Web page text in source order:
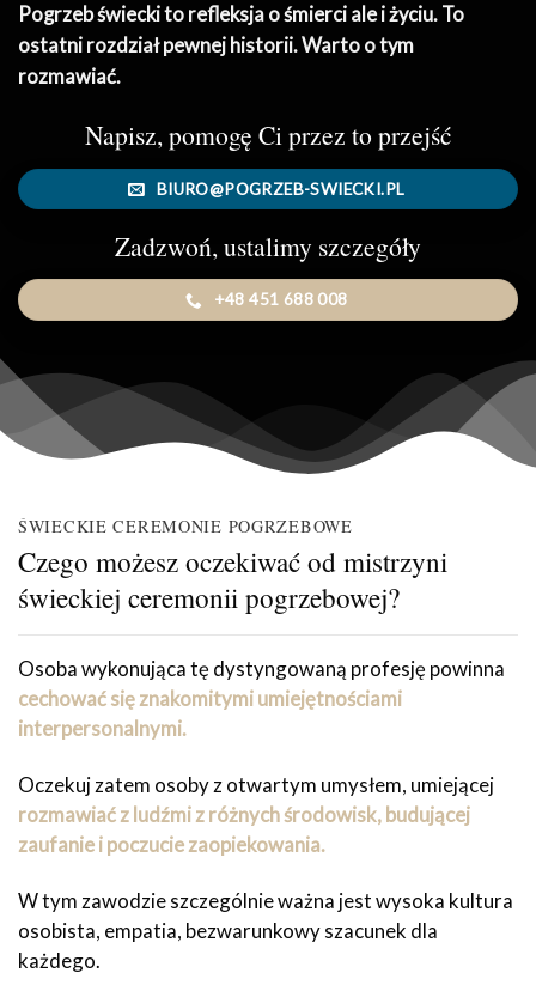
Pogrzeb świecki to refleksja o śmierci ale i życiu. To
ostatni rozdział pewnej historii. Warto o tym
rozmawiać.
Napisz, pomogę Ci przez to przejść
BIURO@POGRZEB-SWIECKI.PL
Zadzwoń, ustalimy szczegóły
+48 451 688 008
ŚWIECKIE CEREMONIE POGRZEBOWE
Czego możesz oczekiwać od mistrzyni
świeckiej ceremonii pogrzebowej?
Osoba wykonująca tę dystyngowaną profesję powinna
cechować się znakomitymi umiejętnościami
interpersonalnymi.
Oczekuj zatem osoby z otwartym umysłem, umiejącej
rozmawiać z ludźmi z różnych środowisk, budującej
zaufanie i poczucie zaopiekowania.
W tym zawodzie szczególnie ważna jest wysoka kultura
osobista, empatia, bezwarunkowy szacunek dla
każdego.